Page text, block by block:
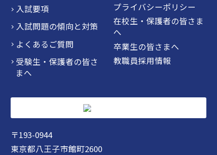
入試要項
入試問題の傾向と対策
よくあるご質問
受験生・保護者の皆さ
まへ
プライバシーポリシー
在校生・保護者の皆さま
へ
卒業生の皆さまへ
教職員採用情報
〒193-0944
東京都八王子市館町2600